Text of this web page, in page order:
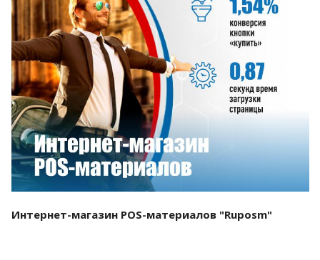
Смотреть проект
Интернет-магазин POS-материалов "Ruposm"